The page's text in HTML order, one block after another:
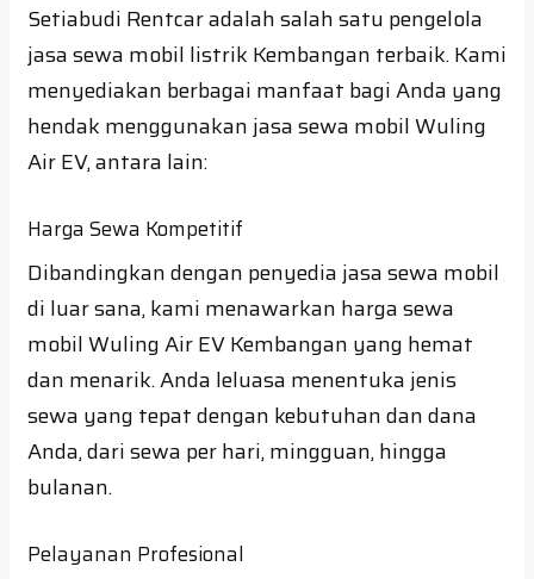
Setiabudi Rentcar adalah salah satu pengelola
jasa sewa mobil listrik Kembangan terbaik. Kami
menyediakan berbagai manfaat bagi Anda yang
hendak menggunakan jasa sewa mobil Wuling
Air EV, antara lain:
Harga Sewa Kompetitif
Dibandingkan dengan penyedia jasa sewa mobil
di luar sana, kami menawarkan harga sewa
mobil Wuling Air EV Kembangan yang hemat
dan menarik. Anda leluasa menentuka jenis
sewa yang tepat dengan kebutuhan dan dana
Anda, dari sewa per hari, mingguan, hingga
bulanan.
Pelayanan Profesional